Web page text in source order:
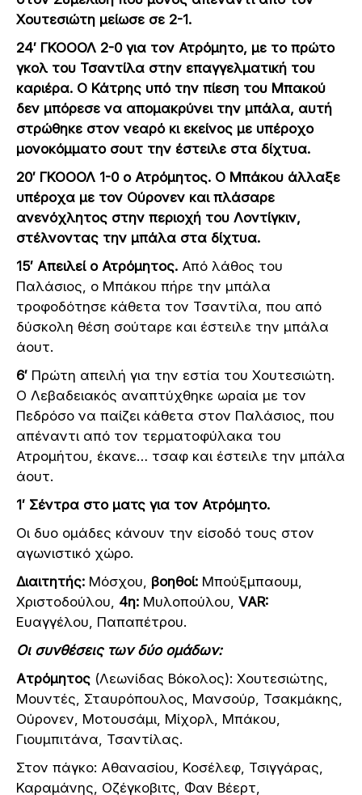
Χουτεσιώτη μείωσε σε 2-1.
24′ ΓΚΟΟΟΛ 2-0 για τον Ατρόμητο, με το πρώτο
γκολ του Τσαντίλα στην επαγγελματική του
καριέρα. Ο Κάτρης υπό την πίεση του Μπακού
δεν μπόρεσε να απομακρύνει την μπάλα, αυτή
στρώθηκε στον νεαρό κι εκείνος με υπέροχο
μονοκόμματο σουτ την έστειλε στα δίχτυα.
20′ ΓΚΟΟΟΛ 1-0 ο Ατρόμητος. Ο Μπάκου άλλαξε
υπέροχα με τον Ούρονεν και πλάσαρε
ανενόχλητος στην περιοχή του Λοντίγκιν,
στέλνοντας την μπάλα στα δίχτυα.
15′ Aπειλεί ο Ατρόμητος. Από λάθος του
Παλάσιος, ο Μπάκου πήρε την μπάλα
τροφοδότησε κάθετα τον Τσαντίλα, που από
δύσκολη θέση σούταρε και έστειλε την μπάλα
άουτ.
6′ Πρώτη απειλή για την εστία του Χουτεσιώτη.
Ο Λεβαδειακός αναπτύχθηκε ωραία με τον
Πεδρόσο να παίζει κάθετα στον Παλάσιος, που
απέναντι από τον τερματοφύλακα του
Ατρομήτου, έκανε… τσαφ και έστειλε την μπάλα
άουτ.
1′ Σέντρα στο ματς για τον Ατρόμητο.
Οι δυο ομάδες κάνουν την είσοδό τους στον
αγωνιστικό χώρο.
Διαιτητής: Μόσχου, βοηθοί: Μπούξμπαουμ,
Χριστοδούλου, 4η: Μυλοπούλου, VAR:
Ευαγγέλου, Παπαπέτρου.
Οι συνθέσεις των δύο ομάδων:
Aτρόμητος (Λεωνίδας Βόκολος): Χουτεσιώτης,
Μουντές, Σταυρόπουλος, Μανσούρ, Τσακμάκης,
Ούρονεν, Μοτουσάμι, Μίχορλ, Μπάκου,
Γιουμπιτάνα, Τσαντίλας.
Στον πάγκο: Aθανασίου, Κοσέλεφ, Τσιγγάρας,
Καραμάνης, Οζέγκοβιτς, Φαν Βέερτ,